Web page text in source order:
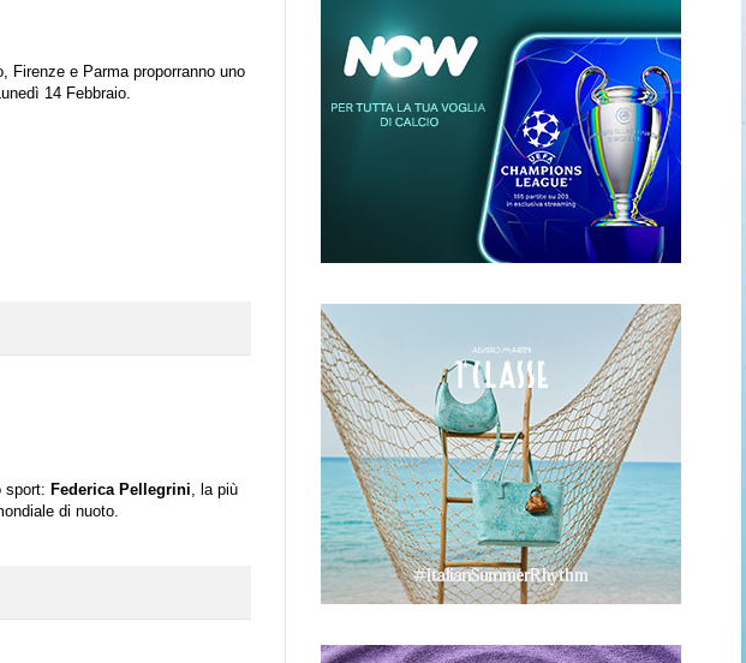
Firenze e Parma proporranno uno
14 Febbraio.
sport: Federica Pellegrini , la più
di nuoto.